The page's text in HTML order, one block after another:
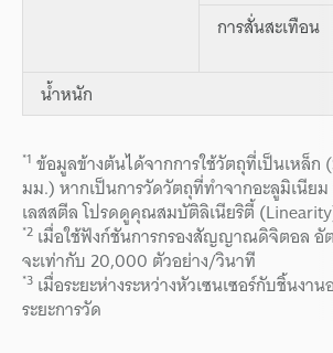
การสั่นสะเทือน
น้ำหนัก
*1 ข้อมูลข้างต้นได้จากการใช้วัตถุที่เป็นเหล็ก
มม.) หากเป็นการวัดวัตถุที่ทำจากอะลูมิเนีย
เลสสตีล โปรดดูคุณสมบัติลิเนียริตี้
*2 เมื่อใช้ฟังก์ชันการกรองสัญญาณดิจิตอล อั
จะเท่ากับ 20,000 ตัวอย่าง/วินาที
*3 เมื่อระยะห่างระหว่างหัวเซนเซอร์กับชิ้นงา
ระยะการวัด